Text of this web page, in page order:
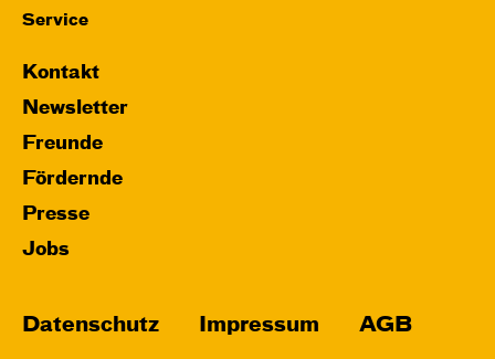
Service
Kontakt
Newsletter
Freunde
Fördernde
Presse
Jobs
Datenschutz Impressum AGB